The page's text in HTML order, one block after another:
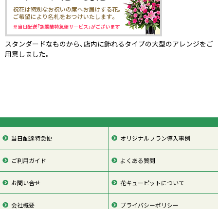
スタンダードなものから、店内に飾れるタイプの大型のアレンジをご
用意しました。
当日配達特急便 オリジナルプラン導入事例
ご利用ガイド よくある質問
お問い合せ 花キューピットについて
会社概要 プライバシーポリシー